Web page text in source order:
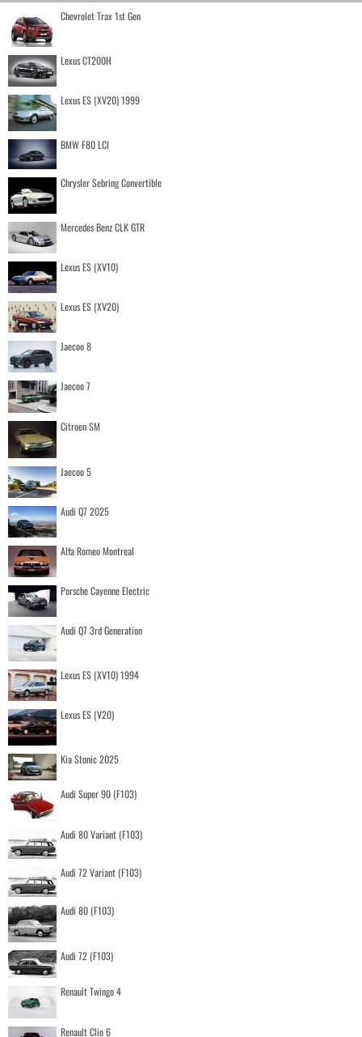
Chevrolet Trax 1st Gen
Lexus CT200H
Lexus ES (XV20) 1999
BMW F80 LCI
Chrysler Sebring Convertible
Mercedes Benz CLK GTR
Lexus ES (XV10)
Lexus ES (XV20)
Jaecoo 8
Jaecoo 7
Citroen SM
Jaecoo 5
Audi Q7 2025
Alfa Romeo Montreal
Porsche Cayenne Electric
Audi Q7 3rd Generation
Lexus ES (XV10) 1994
Lexus ES (V20)
Kia Stonic 2025
Audi Super 90 (F103)
Audi 80 Variant (F103)
Audi 72 Variant (F103)
Audi 80 (F103)
Audi 72 (F103)
Renault Twingo 4
Renault Clio 6